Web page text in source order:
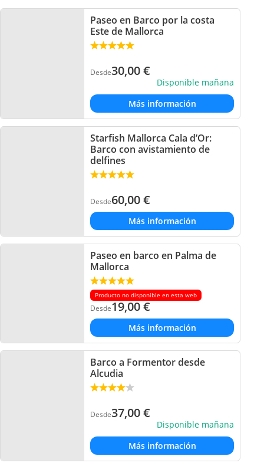
Paseo en Barco por la costa
Este de Mallorca
Desde30,00€
Disponible mañana
Más información
Starfish Mallorca Cala d’Or:
Barco con avistamiento de
delfines
Desde60,00€
Más información
Paseo en barco en Palma de
Mallorca
Producto no disponible en esta web
Desde19,00€
Más información
Barco a Formentor desde
Alcudia
Desde37,00€
Disponible mañana
Más información